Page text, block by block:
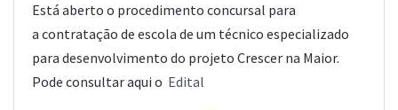
Está aberto o procedimento concursal para
a contratação de escola de um técnico especializado
para desenvolvimento do projeto Crescer na Maior.
Pode consultar aqui o Edital